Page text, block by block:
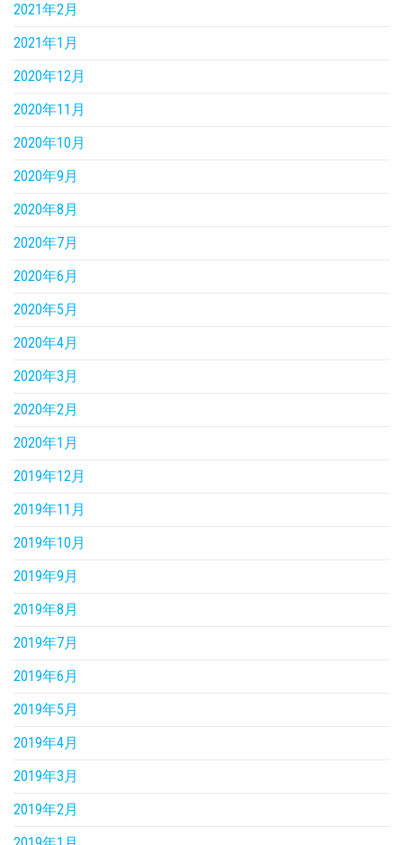
2021年2月
2021年1月
2020年12月
2020年11月
2020年10月
2020年9月
2020年8月
2020年7月
2020年6月
2020年5月
2020年4月
2020年3月
2020年2月
2020年1月
2019年12月
2019年11月
2019年10月
2019年9月
2019年8月
2019年7月
2019年6月
2019年5月
2019年4月
2019年3月
2019年2月